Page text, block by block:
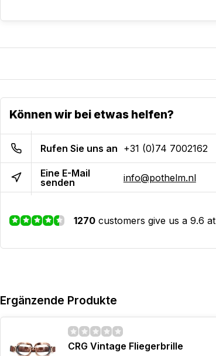
Können wir bei etwas helfen?
Rufen Sie uns an +31 (0)74 7002162
Eine E-Mail
senden
info@pothelm.nl
1270 customers give us a 9.6 at
Ergänzende Produkte
CRG Vintage Fliegerbrille